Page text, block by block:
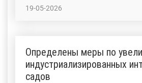
19-05-2026
Определены меры по
индустриализированных
садов